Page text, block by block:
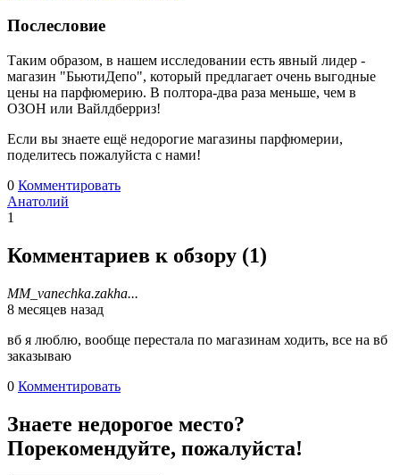
Послесловие
Таким образом, в нашем исследовании есть явный лидер -
магазин "БьютиДепо", который предлагает очень выгодные
цены на парфюмерию. В полтора-два раза меньше, чем в
ОЗОН или Вайлдберриз!
Если вы знаете ещё недорогие магазины парфюмерии,
поделитесь пожалуйста с нами!
0 Комментировать
Анатолий
1
Комментариев к обзору (1)
MM_vanechka.zakha...
8 месяцев назад
вб я люблю, вообще перестала по магазинам ходить, все на вб
заказываю
0 Комментировать
Знаете недорогое место?
Порекомендуйте, пожалуйста!